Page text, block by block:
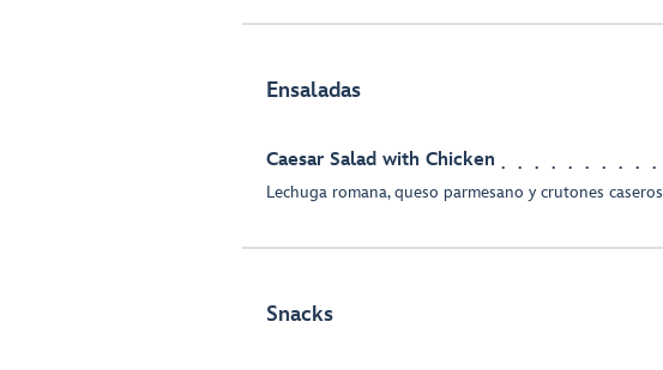
Ensaladas
Caesar Salad with Chicken
Lechuga romana, queso parmesano y crutones caseros
Snacks